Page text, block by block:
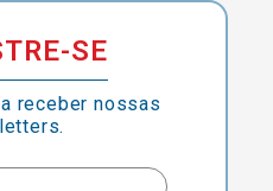
SE
receber nossas